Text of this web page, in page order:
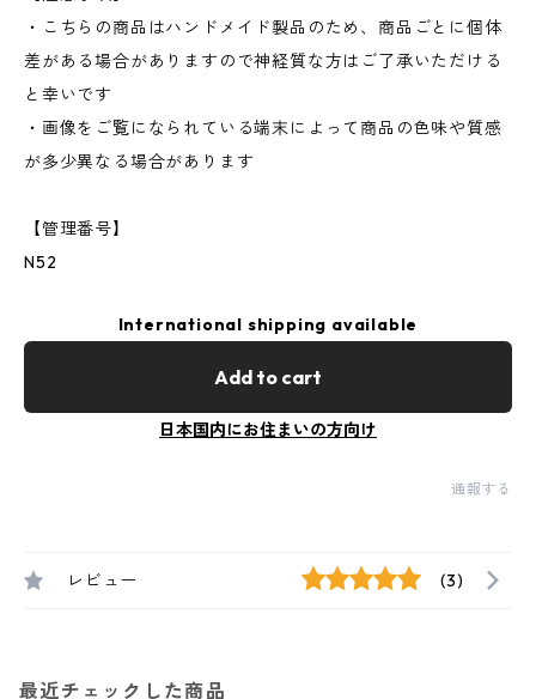
・こちらの商品はハンドメイド製品のため、商品ごとに個体
差がある場合がありますので神経質な方はご了承いただける
と幸いです
・画像をご覧になられている端末によって商品の色味や質感
が多少異なる場合があります
【管理番号】
N52
International shipping available
Add to cart
日本国内にお住まいの方向け
通報する
レビュー (3)
最近チェックした商品